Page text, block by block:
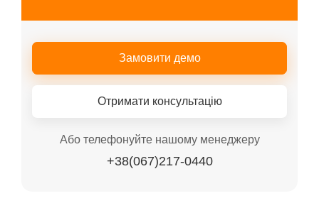
Замовити демо
Отримати консультацію
Або телефонуйте нашому менеджеру
+38(067)217-0440